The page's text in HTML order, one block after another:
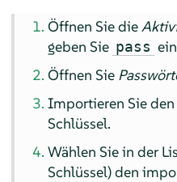
Öffnen Sie die
geben Sie pass
Öffnen Sie
Importieren Sie
Schlüssel.
Wählen Sie in der
Schlüssel) den